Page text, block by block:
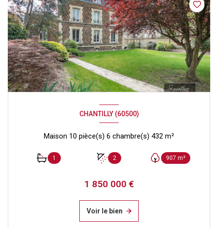
CHANTILLY (60500)
Maison 10 pièce(s) 6 chambre(s) 432 m²
1 2 907 m²
1 850 000 €
Voir le bien